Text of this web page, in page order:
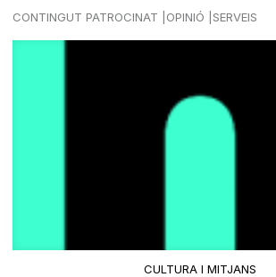
CONTINGUT PATROCINAT OPINIÓ SERVEIS
CULTURA I MITJANS